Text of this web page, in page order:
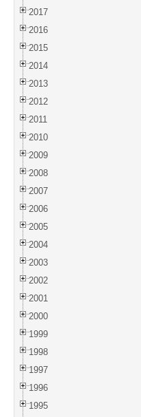
2017
2016
2015
2014
2013
2012
2011
2010
2009
2008
2007
2006
2005
2004
2003
2002
2001
2000
1999
1998
1997
1996
1995